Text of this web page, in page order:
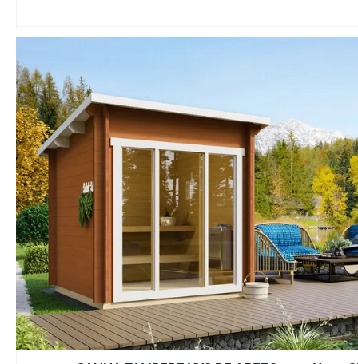
grandes
y terrazas.
Consejos para
Sauna de
Al elegir una
exteriores, es
en cuenta
que
experiencia
mayor
1. Materiales de
Opta por